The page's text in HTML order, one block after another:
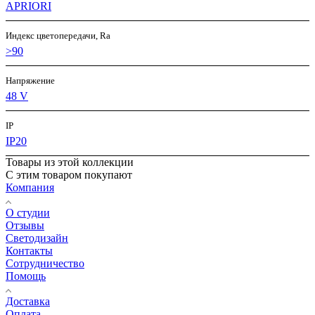
APRIORI
Индекс цветопередачи, Ra
>90
Напряжение
48 V
IP
IP20
Товары из этой коллекции
С этим товаром покупают
Компания
О студии
Отзывы
Светодизайн
Контакты
Сотрудничество
Помощь
Доставка